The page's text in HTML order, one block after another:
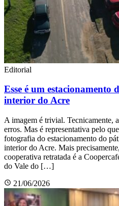
Editorial
Esse é um estacionamento
interior do Acre
A imagem é trivial. Tecnicamente,
erros. Mas é representativa pelo
fotografia do estacionamento do
interior do Acre. Mais
cooperativa retratada é a
do Vale do […]
21/06/2026